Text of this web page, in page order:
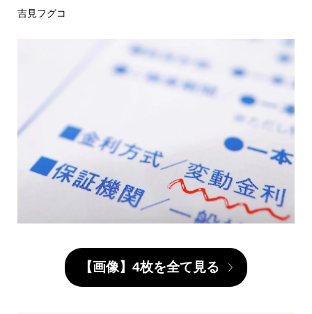
吉見フグコ
【画像】4枚を全て見る